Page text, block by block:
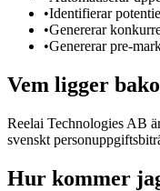
•Identifierar
•Genererar
•Genererar pre-
Vem ligger
Reelai Technologies AB
svenskt
Hur kommer